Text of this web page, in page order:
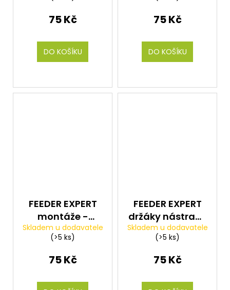
7+9mm 56ks
75 Kč
DO KOŠÍKU
Snap link Beads
5ks
75 Kč
DO KOŠÍKU
FEEDER EXPERT
montáže -
Průjezdy Anti
Tangle Boom
10cm 3ks
Skladem u dodavatele
(>5 ks)
75 Kč
FEEDER EXPERT
držáky nástrahy
- Zapichovací
držák 7mm 12ks
Skladem u dodavatele
(>5 ks)
75 Kč